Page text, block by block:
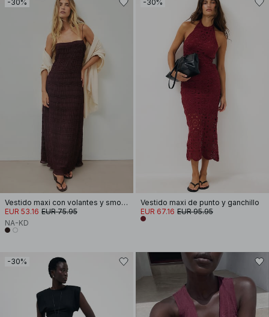
-30%
Vestido maxi con volantes y smocks
EUR 53.16 EUR 75.95
NA-KD
-30%
Vestido maxi de punto y ganchillo
EUR 67.16 EUR 95.95
-30%